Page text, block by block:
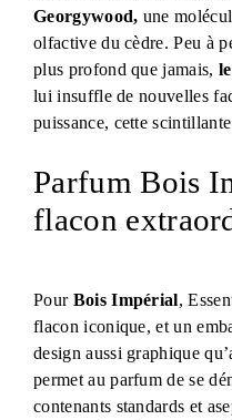
Georgywood, une
olfactive du cèdre. Peu à
plus profond que jamais,
lui insuffle de nouvelles
puissance, cette
Parfum Bois
flacon
Pour Bois Impérial,
flacon iconique, et un
design aussi graphique
permet au parfum de se
contenants standards et